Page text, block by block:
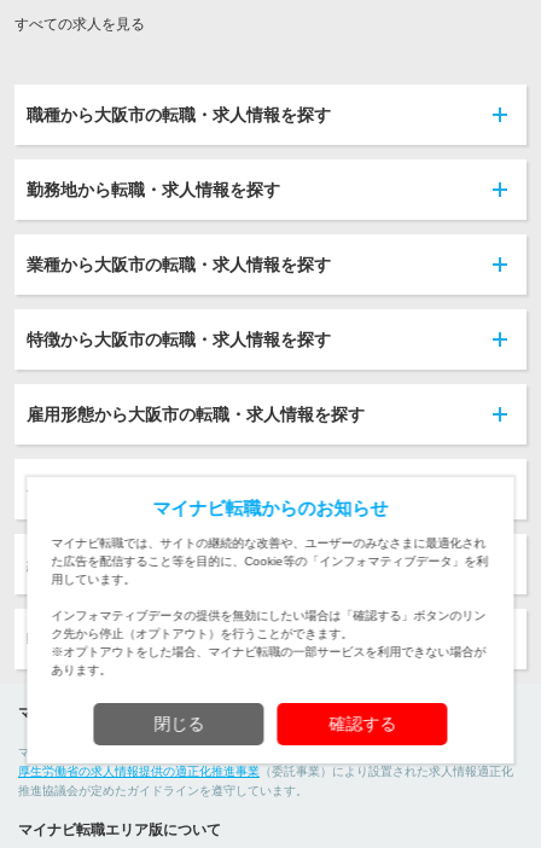
すべての求人を見る
職種から大阪市の転職・求人情報を探す
勤務地から転職・求人情報を探す
業種から大阪市の転職・求人情報を探す
特徴から大阪市の転職・求人情報を探す
雇用形態から大阪市の転職・求人情報を探す
初年度年収から大阪市の転職・求人情報を探す
経験から大阪市の転職・求人情報を探す
転職ノウハウ
マイナビ転職運営者情報
マイナビ転職は
厚生労働省の求人情報提供の適正化推進事業 （委託事業）により設置された求人情報適正化
推進協議会が定めたガイドラインを遵守しています。
マイナビ転職エリア版について
マイナビ転職からのお知らせ
マイナビ転職では、サイトの継続的な改善や、ユーザーのみなさまに最適化され
た広告を配信すること等を目的に、Cookie等の「インフォマティブデータ」を利
用しています。
インフォマティブデータの提供を無効にしたい場合は「確認する」ボタンのリン
ク先から停止（オプトアウト）を行うことができます。
※オプトアウトをした場合、マイナビ転職の一部サービスを利用できない場合が
あります。
閉じる 確認する